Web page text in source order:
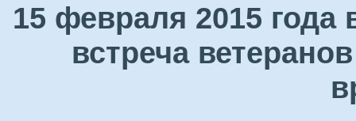
15 февраля 2015 года
встреча